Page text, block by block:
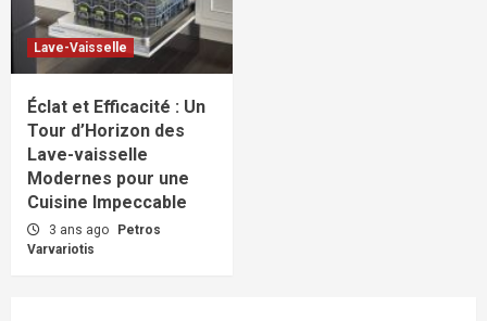
Lave-Vaisselle
Éclat et Efficacité : Un
Tour d’Horizon des
Lave-vaisselle
Modernes pour une
Cuisine Impeccable
3 ans ago
Petros
Varvariotis